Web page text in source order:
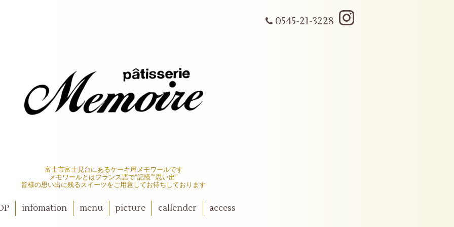
0545-21-3228
富士市富士見台にあるケーキ屋メモワールです
メモワールとはフランス語で“記憶”“思い出”
皆様の思い出に残るスイーツをご用意してお待ちしております
infomation menu picture callender access